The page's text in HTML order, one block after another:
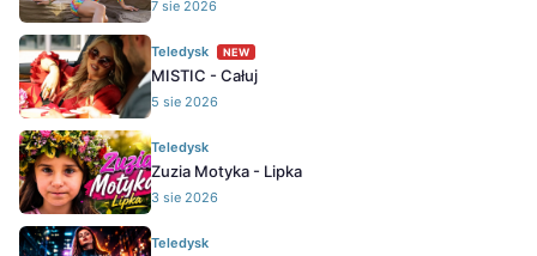
7 sie 2026
Teledysk NEW
MISTIC - Całuj
5 sie 2026
Teledysk
Zuzia Motyka - Lipka
3 sie 2026
Teledysk